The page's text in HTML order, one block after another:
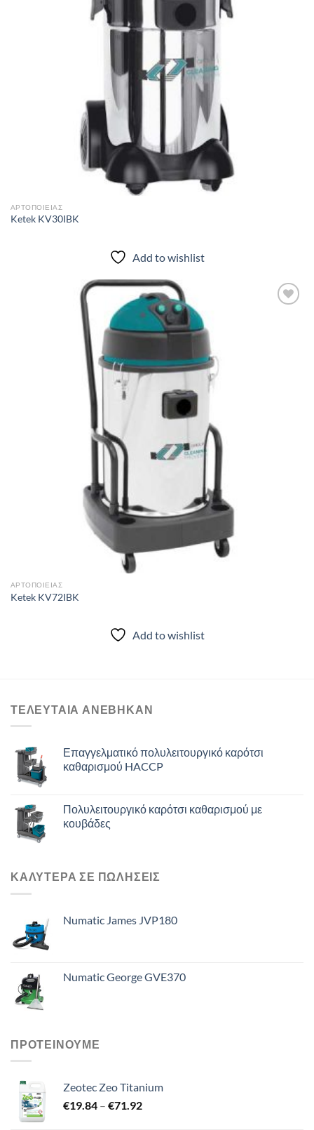
ΑΡΤΟΠΟΙΕΊΑΣ
Ketek KV30IBK
Add to wishlist
ΑΡΤΟΠΟΙΕΊΑΣ
Ketek KV72IBK
Add to wishlist
ΤΕΛΕΥΤΑΙΑ ΑΝΈΒΗΚΑΝ
Επαγγελματικό πολυλειτουργικό καρότσι
καθαρισμού HACCP
Πολυλειτουργικό καρότσι καθαρισμού με
κουβάδες
ΚΑΛΥΤΕΡΑ ΣΕ ΠΩΛΗΣΕΙΣ
Numatic James JVP180
Numatic George GVE370
ΠΡΟΤΕΙΝΟΥΜΕ
Zeotec Zeo Titanium
€19.84 – €71.92Price